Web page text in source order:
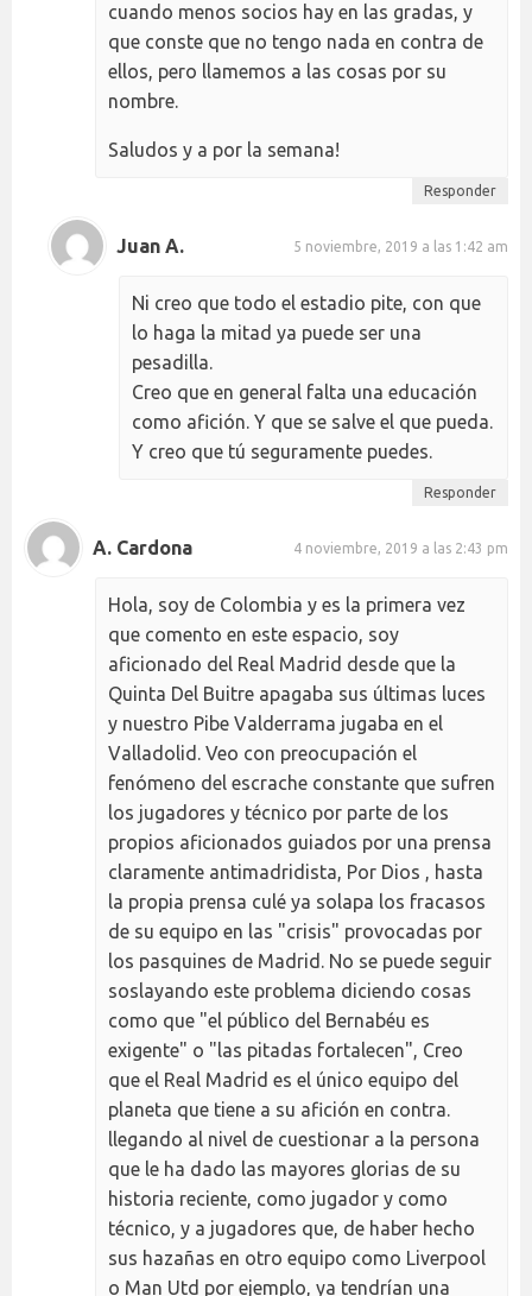
cuando menos socios hay en las gradas, y
que conste que no tengo nada en contra de
ellos, pero llamemos a las cosas por su
nombre.
Saludos y a por la semana!
Responder
Juan A. 5 noviembre, 2019 a las 1:42 am
Ni creo que todo el estadio pite, con que
lo haga la mitad ya puede ser una
pesadilla.
Creo que en general falta una educación
como afición. Y que se salve el que pueda.
Y creo que tú seguramente puedes.
Responder
A. Cardona 4 noviembre, 2019 a las 2:43 pm
Hola, soy de Colombia y es la primera vez
que comento en este espacio, soy
aficionado del Real Madrid desde que la
Quinta Del Buitre apagaba sus últimas luces
y nuestro Pibe Valderrama jugaba en el
Valladolid. Veo con preocupación el
fenómeno del escrache constante que sufren
los jugadores y técnico por parte de los
propios aficionados guiados por una prensa
claramente antimadridista, Por Dios , hasta
la propia prensa culé ya solapa los fracasos
de su equipo en las "crisis" provocadas por
los pasquines de Madrid. No se puede seguir
soslayando este problema diciendo cosas
como que "el público del Bernabéu es
exigente" o "las pitadas fortalecen", Creo
que el Real Madrid es el único equipo del
planeta que tiene a su afición en contra.
llegando al nivel de cuestionar a la persona
que le ha dado las mayores glorias de su
historia reciente, como jugador y como
técnico, y a jugadores que, de haber hecho
sus hazañas en otro equipo como Liverpool
o Man Utd por ejemplo, ya tendrían una